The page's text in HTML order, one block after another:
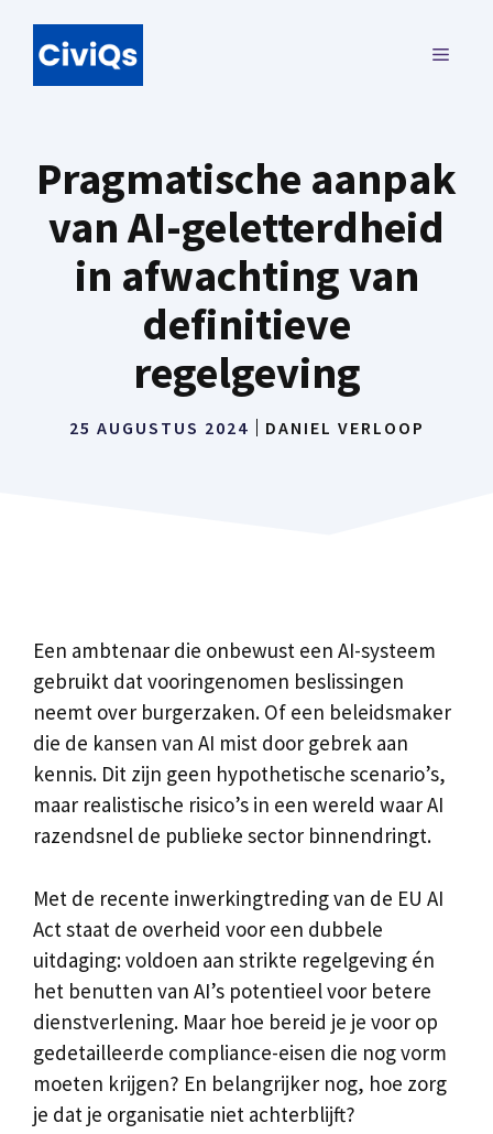
MENU
Pragmatische aanpak
van AI-geletterdheid
in afwachting van
definitieve
regelgeving
25 AUGUSTUS 2024 DANIEL VERLOOP
Een ambtenaar die onbewust een AI-systeem
gebruikt dat vooringenomen beslissingen
neemt over burgerzaken. Of een beleidsmaker
die de kansen van AI mist door gebrek aan
kennis. Dit zijn geen hypothetische scenario’s,
maar realistische risico’s in een wereld waar AI
razendsnel de publieke sector binnendringt.
Met de recente inwerkingtreding van de EU AI
Act staat de overheid voor een dubbele
uitdaging: voldoen aan strikte regelgeving én
het benutten van AI’s potentieel voor betere
dienstverlening. Maar hoe bereid je je voor op
gedetailleerde compliance-eisen die nog vorm
moeten krijgen? En belangrijker nog, hoe zorg
je dat je organisatie niet achterblijft?